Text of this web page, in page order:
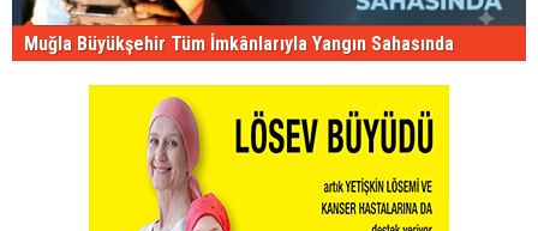
Muğla Büyükşehir Tüm İmkânlarıyla Yangın Sahasında